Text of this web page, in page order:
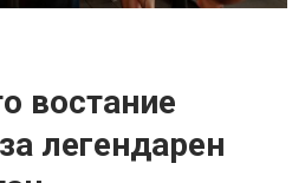
востание
легендарен